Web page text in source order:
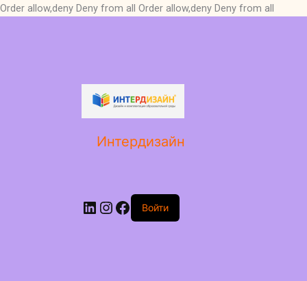
Order allow,deny Deny from all Order allow,deny Deny from all
Интердизайн
LinkedIn
Instagram
Facebook
Войти